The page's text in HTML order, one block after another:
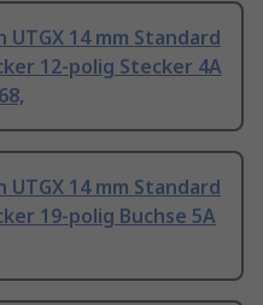
UTGX 14 mm Standard
12-polig Stecker 4A
UTGX 14 mm Standard
19-polig Buchse 5A